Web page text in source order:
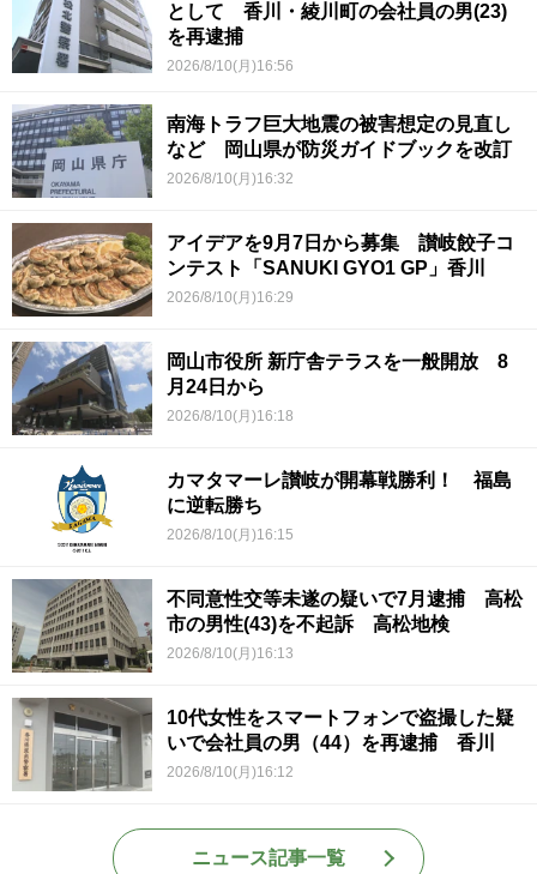
として 香川・綾川町の会社員の男(23)
を再逮捕
2026/8/10(月)16:56
南海トラフ巨大地震の被害想定の見直し
など 岡山県が防災ガイドブックを改訂
2026/8/10(月)16:32
アイデアを9月7日から募集 讃岐餃子コ
ンテスト「SANUKI GYO1 GP」香川
2026/8/10(月)16:29
岡山市役所 新庁舎テラスを一般開放 8
月24日から
2026/8/10(月)16:18
カマタマーレ讃岐が開幕戦勝利！ 福島
に逆転勝ち
2026/8/10(月)16:15
不同意性交等未遂の疑いで7月逮捕 高松
市の男性(43)を不起訴 高松地検
2026/8/10(月)16:13
10代女性をスマートフォンで盗撮した疑
いで会社員の男（44）を再逮捕 香川
2026/8/10(月)16:12
ニュース記事一覧